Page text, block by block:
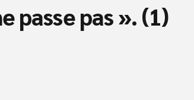
passe pas ». (1)